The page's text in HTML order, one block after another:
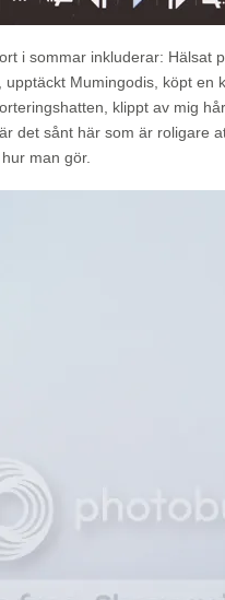
i sommar inkluderar: Hälsat
upptäckt Mumingodis, köpt en
klippt av mig
det sånt här som är roligare
man gör.